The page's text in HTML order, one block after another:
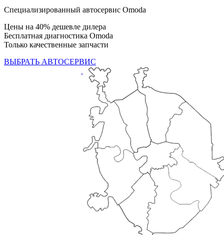
Специализированный автосервис Omoda
Цены на 40% дешевле дилера
Бесплатная диагностика Omoda
Только качественные запчасти
ВЫБРАТЬ АВТОСЕРВИС